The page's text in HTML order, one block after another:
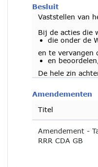
Besluit
Vaststellen van
Bij de acties die
die onder de
en te vervangen
en
De hele zin
Amendementen
Titel
Amendement -
RRR CDA GB